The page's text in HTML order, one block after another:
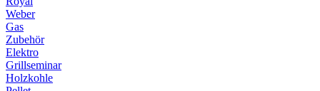
Weber
Gas
Zubehör
Elektro
Grillseminar
Holzkohle